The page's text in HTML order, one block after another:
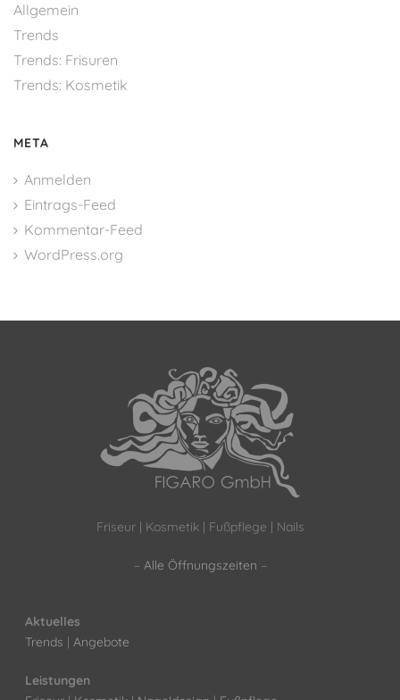
Allgemein
Trends
Trends: Frisuren
Trends: Kosmetik
META
Anmelden
Eintrags-Feed
Kommentar-Feed
WordPress.org
Friseur | Kosmetik | Fußpflege | Nails
– Alle Öffnungszeiten –
Aktuelles
Trends |Angebote
Leistungen